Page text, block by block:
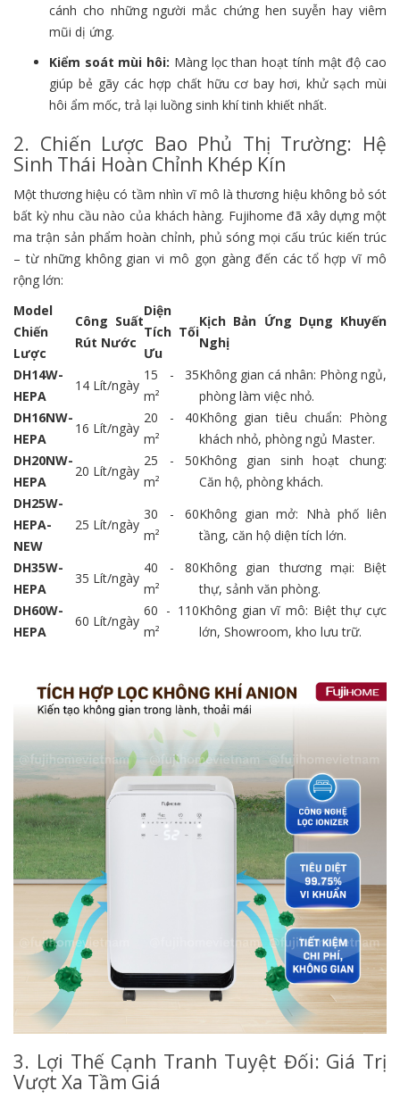
cánh cho những người mắc chứng hen suyễn hay viêm
mũi dị ứng.
Kiểm soát mùi hôi: Màng lọc than hoạt tính mật độ cao
giúp bẻ gãy các hợp chất hữu cơ bay hơi, khử sạch mùi
hôi ẩm mốc, trả lại luồng sinh khí tinh khiết nhất.
2. Chiến Lược Bao Phủ Thị Trường: Hệ
Sinh Thái Hoàn Chỉnh Khép Kín
Một thương hiệu có tầm nhìn vĩ mô là thương hiệu không bỏ sót
bất kỳ nhu cầu nào của khách hàng. Fujihome đã xây dựng một
ma trận sản phẩm hoàn chỉnh, phủ sóng mọi cấu trúc kiến trúc
– từ những không gian vi mô gọn gàng đến các tổ hợp vĩ mô
rộng lớn:
Model
Chiến
Lược
Công Suất
Rút Nước
Diện
Tích Tối
Ưu
Kịch Bản Ứng Dụng Khuyến
Nghị
DH14W-
HEPA
14 Lít/ngày
15 - 35
m²
Không gian cá nhân: Phòng ngủ,
phòng làm việc nhỏ.
DH16NW-
HEPA
16 Lít/ngày
20 - 40
m²
Không gian tiêu chuẩn: Phòng
khách nhỏ, phòng ngủ Master.
DH20NW-
HEPA
20 Lít/ngày
25 - 50
m²
Không gian sinh hoạt chung:
Căn hộ, phòng khách.
DH25W-
HEPA-
NEW
25 Lít/ngày
30 - 60
m²
Không gian mở: Nhà phố liên
tầng, căn hộ diện tích lớn.
DH35W-
HEPA
35 Lít/ngày
40 - 80
m²
Không gian thương mại: Biệt
thự, sảnh văn phòng.
DH60W-
HEPA
60 Lít/ngày
60 - 110
m²
Không gian vĩ mô: Biệt thự cực
lớn, Showroom, kho lưu trữ.
3. Lợi Thế Cạnh Tranh Tuyệt Đối: Giá Trị
Vượt Xa Tầm Giá